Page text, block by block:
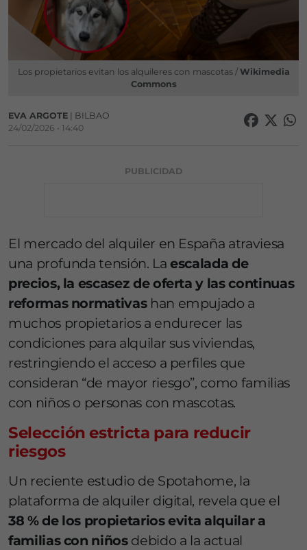
Los propietarios evitan los alquileres con mascotas / Wikimedia
Commons
EVA ARGOTE | BILBAO
24/02/2026 • 14:40
PUBLICIDAD
El mercado del alquiler en España atraviesa
una profunda tensión. Laescalada de
precios, la escasez de oferta y las continuas
reformas normativashan empujado a
muchos propietarios a endurecer las
condiciones para alquilar sus viviendas,
restringiendo el acceso a perfiles que
consideran “de mayor riesgo”, como familias
con niños o personas con mascotas.
Selección estricta para reducir
riesgos
Un reciente estudio de Spotahome, la
plataforma de alquiler digital, revela que el
38 % de los propietarios evita alquilar a
familias con niños debido a la actual